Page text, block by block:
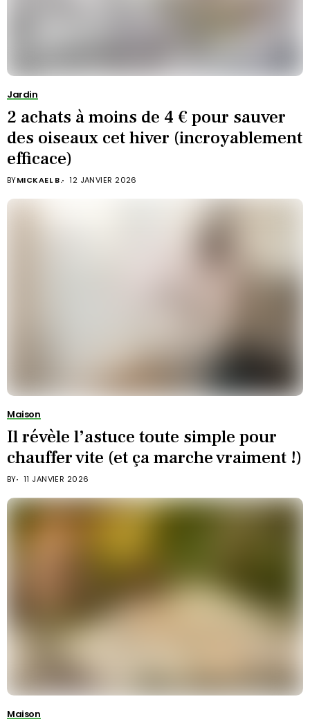
Jardin
2 achats à moins de 4 € pour sauver
des oiseaux cet hiver (incroyablement
efficace)
BYMICKAEL B. 12 JANVIER 2026
Maison
Il révèle l’astuce toute simple pour
chauffer vite (et ça marche vraiment !)
BY 11 JANVIER 2026
Maison